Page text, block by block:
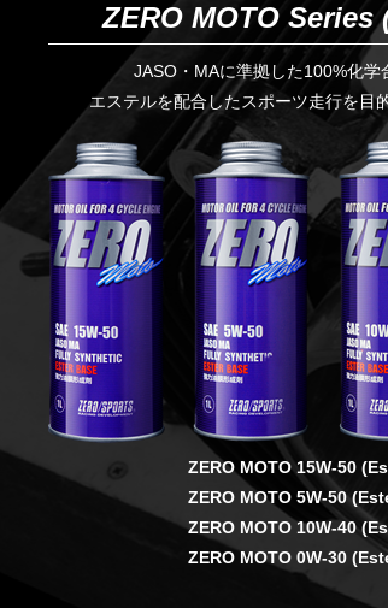
ZERO MOTO Series
JASO・MAに準拠した100%化学
エステルを配合したスポーツ走行を目
ZERO MOTO 15W-50
ZERO MOTO 5W-50
ZERO MOTO 10W-40
ZERO MOTO 0W-30